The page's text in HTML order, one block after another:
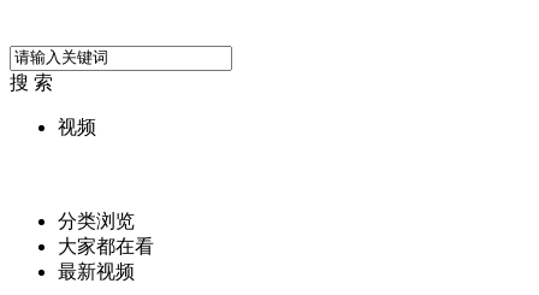
搜 索
视频
分类浏览
大家都在看
最新视频